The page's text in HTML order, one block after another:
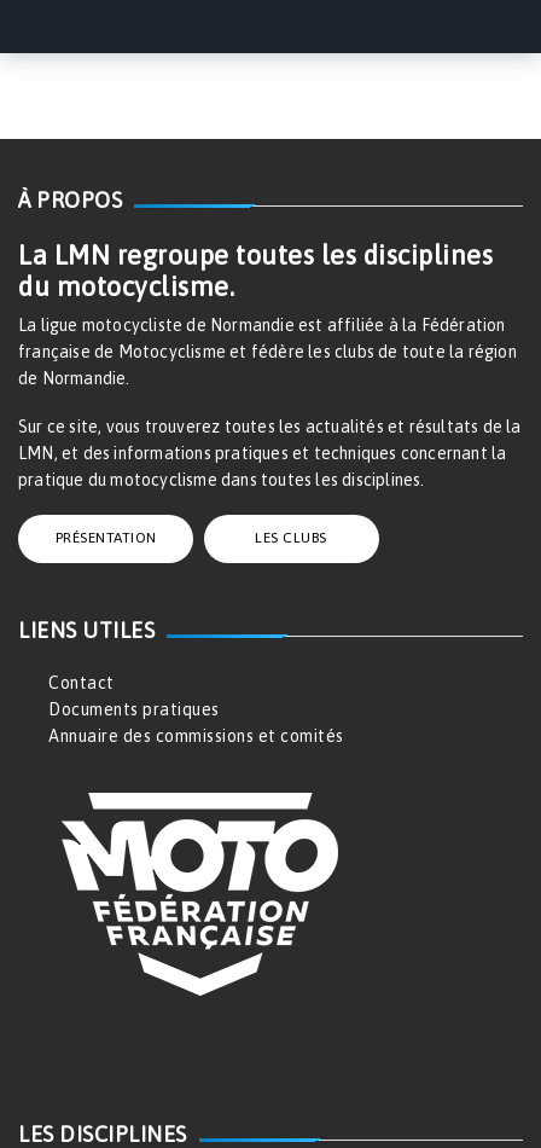
À PROPOS
La LMN regroupe toutes les disciplines
du motocyclisme.
La ligue motocycliste de Normandie est affiliée à la Fédération
française de Motocyclisme et fédère les clubs de toute la région
de Normandie.
Sur ce site, vous trouverez toutes les actualités et résultats de la
LMN, et des informations pratiques et techniques concernant la
pratique du motocyclisme dans toutes les disciplines.
PRÉSENTATION LES CLUBS
LIENS UTILES
Contact
Documents pratiques
Annuaire des commissions et comités
LES DISCIPLINES